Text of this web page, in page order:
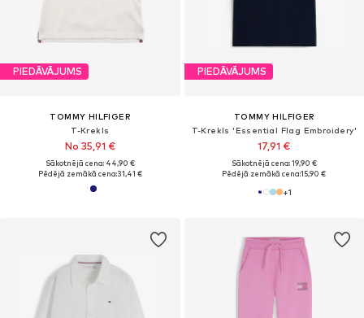
PIEDĀVĀJUMS
TOMMY HILFIGER
T-Krekls
No 35,91 €
Sākotnējā cena: 44,90 €
Pēdējā zemākā cena:31,41 €
PIEDĀVĀJUMS
TOMMY HILFIGER
T-Krekls 'Essential Flag Embroidery'
17,91 €
Sākotnējā cena: 19,90 €
Pēdējā zemākā cena:15,90 €
+1